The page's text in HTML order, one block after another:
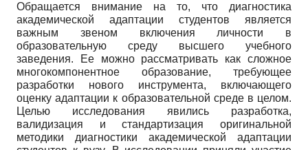
Обращается внимание на то, что диагностика
академической адаптации студентов является
важным звеном включения личности в
образовательную среду высшего учебного
заведения. Ее можно рассматривать как сложное
многокомпонентное образование, требующее
разработки нового инструмента, включающего
оценку адаптации к образовательной среде в целом.
Целью исследования явились разработка,
валидизация и стандартизация оригинальной
методики диагностики академической адаптации